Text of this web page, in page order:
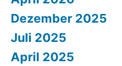
Dezember 2025
Juli 2025
April 2025